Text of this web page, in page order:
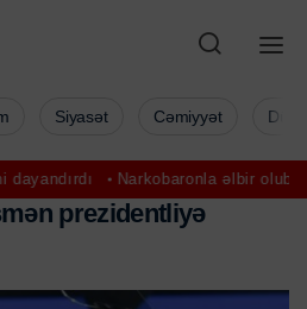
Narkobaronla əlbir olub keçmiş ərinə
Siyasət Cəmiyyət
mən prezidentliyə